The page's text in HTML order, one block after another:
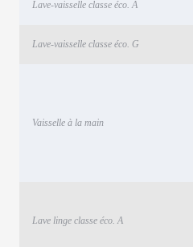
Lave-vaisselle classe éco. A
Lave-vaisselle classe éco. G
Vaisselle à la main
Lave linge classe éco. A